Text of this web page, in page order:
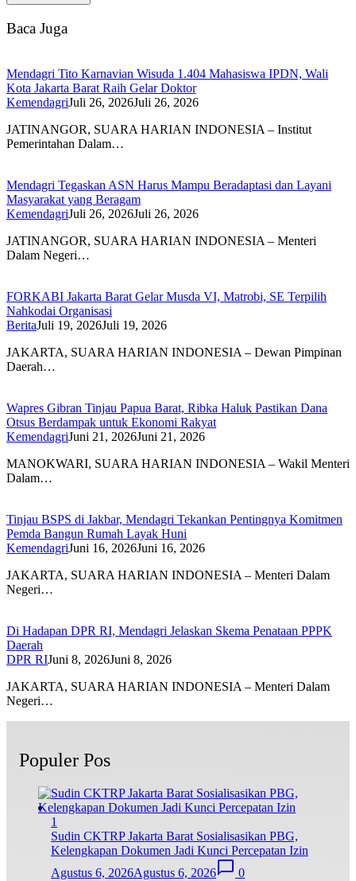
Baca Juga
Mendagri Tito Karnavian Wisuda 1.404 Mahasiswa IPDN, Wali
Kota Jakarta Barat Raih Gelar Doktor
KemendagriJuli 26, 2026Juli 26, 2026
JATINANGOR, SUARA HARIAN INDONESIA – Institut
Pemerintahan Dalam…
Mendagri Tegaskan ASN Harus Mampu Beradaptasi dan Layani
Masyarakat yang Beragam
KemendagriJuli 26, 2026Juli 26, 2026
JATINANGOR, SUARA HARIAN INDONESIA – Menteri
Dalam Negeri…
FORKABI Jakarta Barat Gelar Musda VI, Matrobi, SE Terpilih
Nahkodai Organisasi
BeritaJuli 19, 2026Juli 19, 2026
JAKARTA, SUARA HARIAN INDONESIA – Dewan Pimpinan
Daerah…
Wapres Gibran Tinjau Papua Barat, Ribka Haluk Pastikan Dana
Otsus Berdampak untuk Ekonomi Rakyat
KemendagriJuni 21, 2026Juni 21, 2026
MANOKWARI, SUARA HARIAN INDONESIA – Wakil Menteri
Dalam…
Tinjau BSPS di Jakbar, Mendagri Tekankan Pentingnya Komitmen
Pemda Bangun Rumah Layak Huni
KemendagriJuni 16, 2026Juni 16, 2026
JAKARTA, SUARA HARIAN INDONESIA – Menteri Dalam
Negeri…
Di Hadapan DPR RI, Mendagri Jelaskan Skema Penataan PPPK
Daerah
DPR RIJuni 8, 2026Juni 8, 2026
JAKARTA, SUARA HARIAN INDONESIA – Menteri Dalam
Negeri…
Populer Pos
1
Sudin CKTRP Jakarta Barat Sosialisasikan PBG,
Kelengkapan Dokumen Jadi Kunci Percepatan Izin
Agustus 6, 2026Agustus 6, 2026 0